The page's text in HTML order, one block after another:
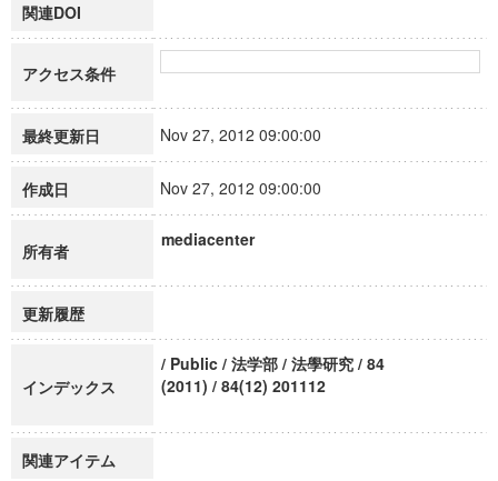
関連DOI
アクセス条件
最終更新日 Nov 27, 2012 09:00:00
作成日 Nov 27, 2012 09:00:00
所有者
mediacenter
更新履歴
インデックス
/ Public / 法学部 / 法學研究 / 84
(2011) / 84(12) 201112
関連アイテム